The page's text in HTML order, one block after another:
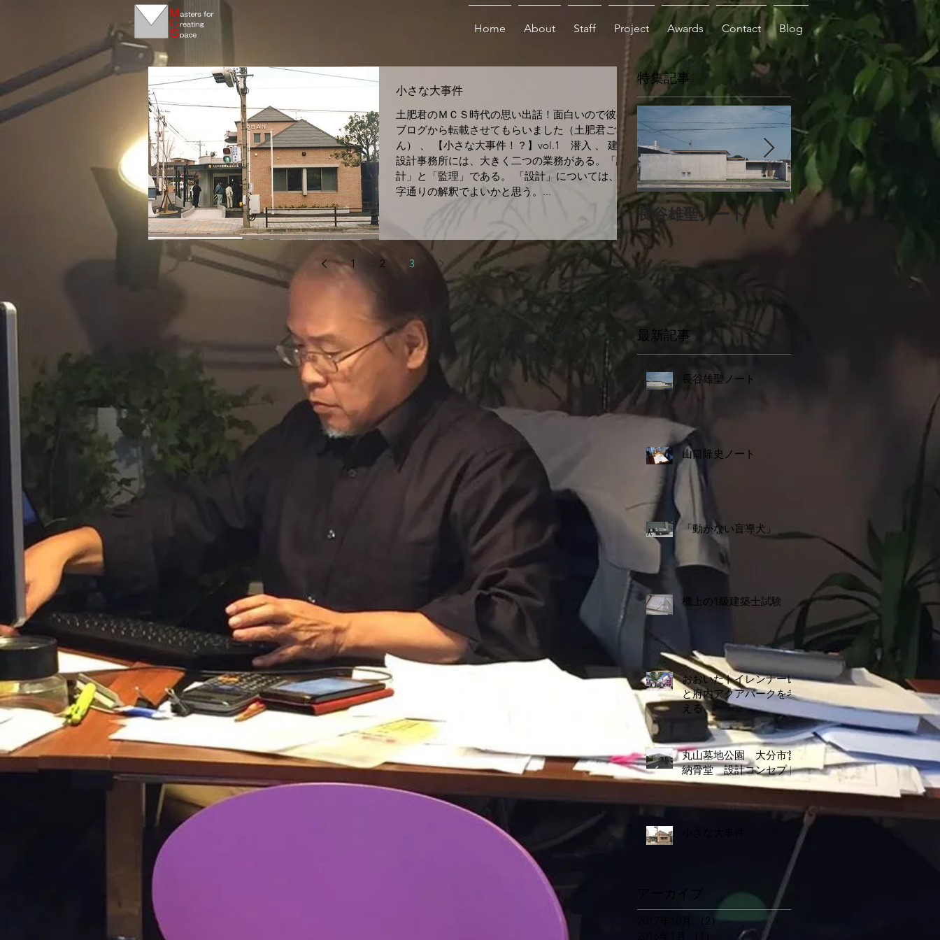
Home About Staff Project Awards Contact Blog
小さな大事件
土肥君のＭＣＳ時代の思い出話！面白いので彼の
ブログから転載させてもらいました（土肥君ごめ
ん） 、 【小さな大事件！？】vol.1 潜入 、 建築
設計事務所には、大きく二つの業務がある。「設
計」と「監理」である。 「設計」については、文
字通りの解釈でよいかと思う。...
1 2 3
特集記事
長谷雄聖ノート 山口隆史ノート
最新記事
長谷雄聖ノート
山口隆史ノート
「動かない盲導犬」
機上の1級建築士試験
おおいたトイレンナーレ
と府内アクアパークを考
える
丸山墓地公園 大分市営
納骨堂 設計コンセプト
アーカイブ
（2）2件の記事
（1） 1件の記事